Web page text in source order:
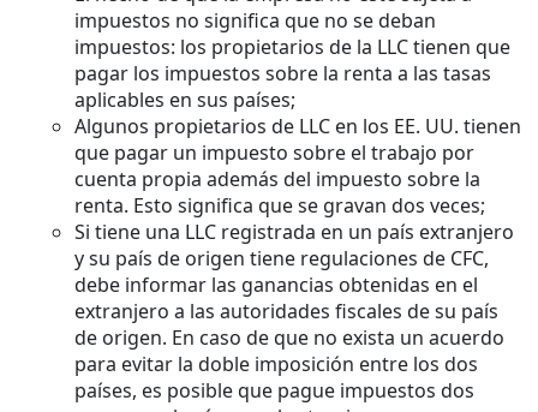
impuestos no significa que no se deban
impuestos: los propietarios de la LLC tienen que
pagar los impuestos sobre la renta a las tasas
aplicables en sus países;
Algunos propietarios de LLC en los EE. UU. tienen
que pagar un impuesto sobre el trabajo por
cuenta propia además del impuesto sobre la
renta. Esto significa que se gravan dos veces;
Si tiene una LLC registrada en un país extranjero
y su país de origen tiene regulaciones de CFC,
debe informar las ganancias obtenidas en el
extranjero a las autoridades fiscales de su país
de origen. En caso de que no exista un acuerdo
para evitar la doble imposición entre los dos
países, es posible que pague impuestos dos